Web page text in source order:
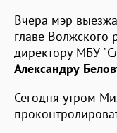
Вчера мэр
главе Волжского
директору МБУ
Александру
Сегодня утром